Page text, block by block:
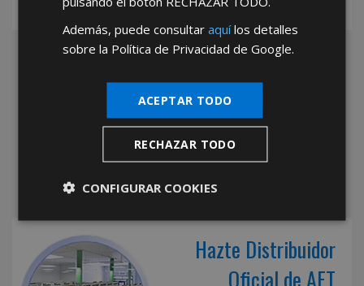
Hazte Distribuidor
Oficial de AFT
Además, puede consultaraquílos detalles
sobre la Política de Privacidad de Google.
ACEPTAR TODO
RECHAZAR TODO
CONFIGURAR COOKIES